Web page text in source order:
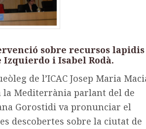
sobre recursos
i Isabel Rodà.
de l’ICAC Josep Maria
Mediterrània parlant del de
Gorostidi va pronunciar el
descobertes sobre la ciutat de